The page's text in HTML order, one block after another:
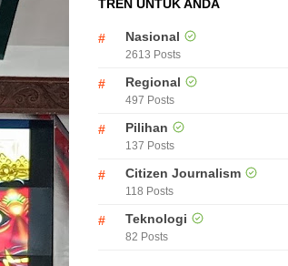
TREN UNTUK ANDA
Nasional
2613 Posts
Regional
497 Posts
Pilihan
137 Posts
Citizen Journalism
118 Posts
Teknologi
82 Posts